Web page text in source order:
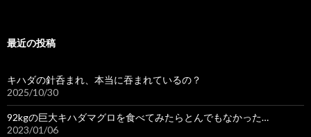
最近の投稿
キハダの針呑まれ、本当に吞まれているの？
2025/10/30
92kgの巨大キハダマグロを食べてみたらとんでもなかった…
2023/01/06